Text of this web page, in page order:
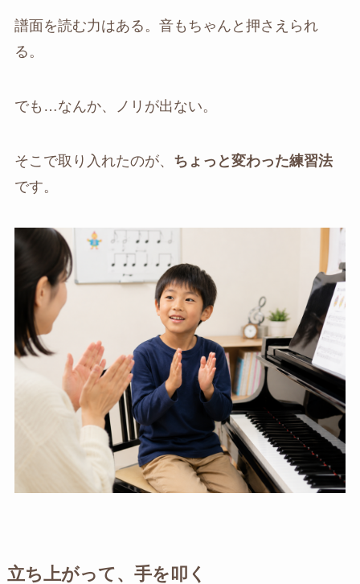
譜面を読む力はある。音もちゃんと押さえられ
る。
でも…なんか、ノリが出ない。
そこで取り入れたのが、 ちょっと変わった練習法
です。
立ち上がって、手を叩く